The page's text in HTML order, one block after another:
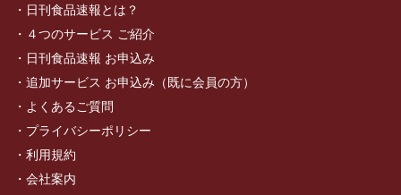
日刊食品速報とは？
４つのサービス ご紹介
日刊食品速報 お申込み
追加サービス お申込み（既に会員の方）
よくあるご質問
プライバシーポリシー
利用規約
会社案内